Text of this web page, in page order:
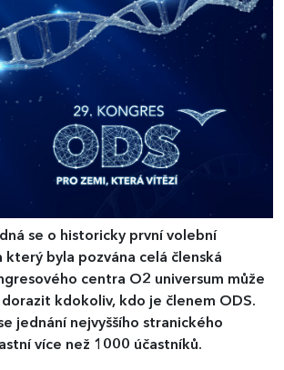
se o historicky první volební
který byla pozvána celá členská
centra O2 universum může
kdokoliv, kdo je členem ODS.
jednání nejvyššího stranického
více než 1000 účastníků.